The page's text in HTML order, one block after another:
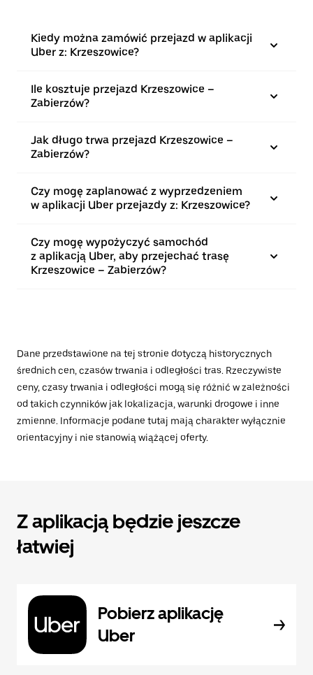
Kiedy można zamówić przejazd w aplikacji
Uber z: Krzeszowice?
Ile kosztuje przejazd Krzeszowice –
Zabierzów?
Jak długo trwa przejazd Krzeszowice –
Zabierzów?
Czy mogę zaplanować z wyprzedzeniem
w aplikacji Uber przejazdy z: Krzeszowice?
Czy mogę wypożyczyć samochód
z aplikacją Uber, aby przejechać trasę
Krzeszowice – Zabierzów?
Dane przedstawione na tej stronie dotyczą historycznych
średnich cen, czasów trwania i odległości tras. Rzeczywiste
ceny, czasy trwania i odległości mogą się różnić w zależności
od takich czynników jak lokalizacja, warunki drogowe i inne
zmienne. Informacje podane tutaj mają charakter wyłącznie
orientacyjny i nie stanowią wiążącej oferty.
Z aplikacją będzie jeszcze
łatwiej
Pobierz aplikację
Uber